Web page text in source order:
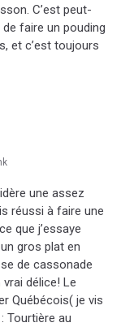
C’est peut-
faire un pouding
et c’est toujours
une assez
réussi à faire une
que j’essaye
gros plat en
de cassonade
délice! Le
Québécois( je vis
Tourtière au